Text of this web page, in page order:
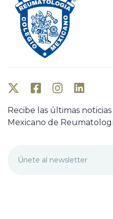
Recibe las últimas
Mexicano de